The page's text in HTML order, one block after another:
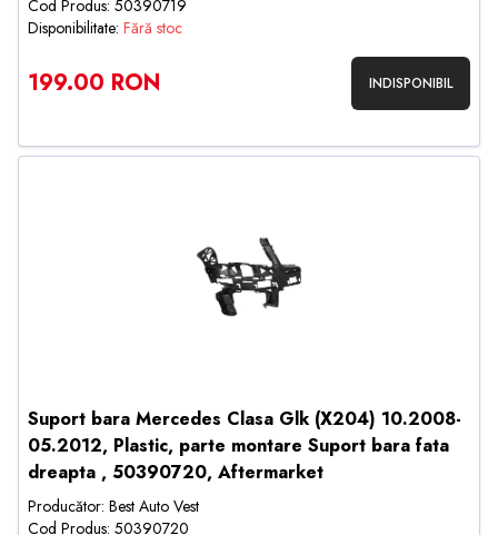
Cod Produs: 50390719
Disponibilitate: Fără stoc
199.00 RON INDISPONIBIL
Suport bara Mercedes Clasa Glk (X204) 10.2008-
05.2012, Plastic, parte montare Suport bara fata
dreapta , 50390720, Aftermarket
Producător: Best Auto Vest
Cod Produs: 50390720